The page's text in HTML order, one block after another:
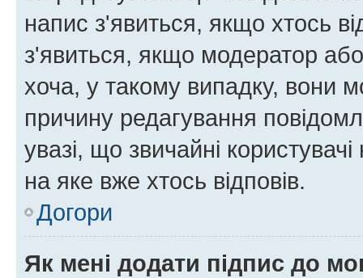
напис з'явиться, якщо хтось
з'явиться, якщо модератор
хоча, у такому випадку, вони
причину редагування
увазі, що звичайні
на яке вже хтось відповів.
Догори
Як мені додати підпис до